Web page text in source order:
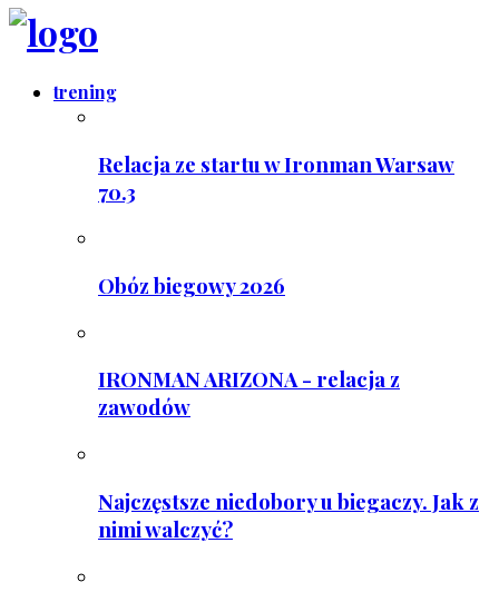
trening
Relacja ze startu w Ironman Warsaw
70.3
Obóz biegowy 2026
IRONMAN ARIZONA - relacja z
zawodów
Najczęstsze niedobory u biegaczy. Jak z
nimi walczyć?